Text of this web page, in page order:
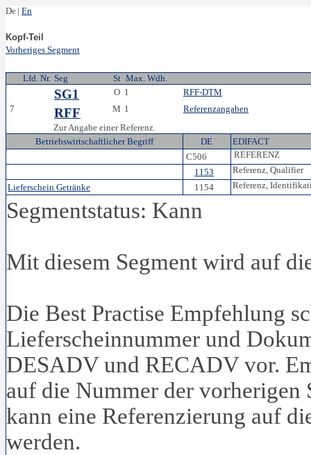
De | En
Kopf-Teil
Vorheriges Segment
Lfd. Nr. Seg St Max. Wdh.
SG1 O 1
RFF-DTM
7
RFF M 1
Referenzangaben
Zur Angabe einer Referenz.
Betriebswirtschaftlicher Begriff
DE
EDIFACT
C506
REFERENZ
1153
Referenz, Qualifier
Lieferschein Getränke
1154 Referenz,
Segmentstatus: Kann
Mit diesem Segment wird auf
Die Best Practise Empfehlung
Lieferscheinnummer und
DESADV und RECADV vor.
auf die Nummer der vorherigen
kann eine Referenzierung auf
werden.